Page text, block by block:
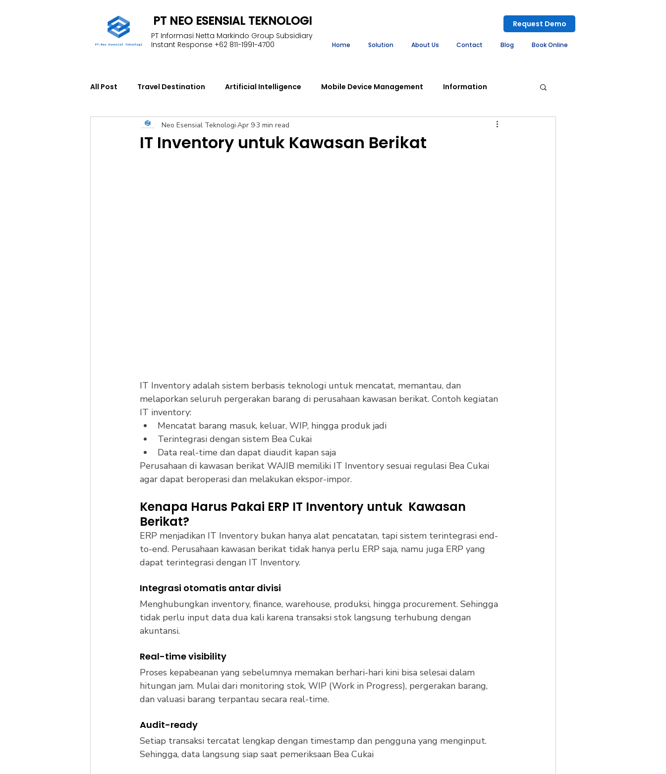
PT NEO ESENSIAL TEKNOLOGI
Request Demo
PT Informasi Netta Markindo Group Subsidiary
Instant Response +62 811-1991-4700
Home Solution About Us Contact Blog Book Online
All Post Travel Destination Artificial Intelligence Mobile Device Management Information
Education Fleet Management Enterprise Resource Planning
IT Inventory untuk Kawasan Berikat
Neo Esensial Teknologi Apr 93 min read
IT Inventory adalah sistem berbasis teknologi untuk mencatat, memantau, dan
melaporkan seluruh pergerakan barang di perusahaan kawasan berikat. Contoh kegiatan
IT inventory:
Mencatat barang masuk, keluar, WIP, hingga produk jadi
Terintegrasi dengan sistem Bea Cukai
Data real-time dan dapat diaudit kapan saja
Perusahaan di kawasan berikat WAJIB memiliki IT Inventory sesuai regulasi Bea Cukai
agar dapat beroperasi dan melakukan ekspor-impor.
Kenapa Harus Pakai ERP IT Inventory untuk  Kawasan
Berikat?
ERP menjadikan IT Inventory bukan hanya alat pencatatan, tapi sistem terintegrasi end-
to-end. Perusahaan kawasan berikat tidak hanya perlu ERP saja, namu juga ERP yang
dapat terintegrasi dengan IT Inventory.
Integrasi otomatis antar divisi
Menghubungkan inventory, finance, warehouse, produksi, hingga procurement. Sehingga
tidak perlu input data dua kali karena transaksi stok langsung terhubung dengan
akuntansi.
Real-time visibility
Proses kepabeanan yang sebelumnya memakan berhari-hari kini bisa selesai dalam
hitungan jam. Mulai dari monitoring stok, WIP (Work in Progress), pergerakan barang,
dan valuasi barang terpantau secara real-time.
Audit-ready
Setiap transaksi tercatat lengkap dengan timestamp dan pengguna yang menginput.
Sehingga, data langsung siap saat pemeriksaan Bea Cukai